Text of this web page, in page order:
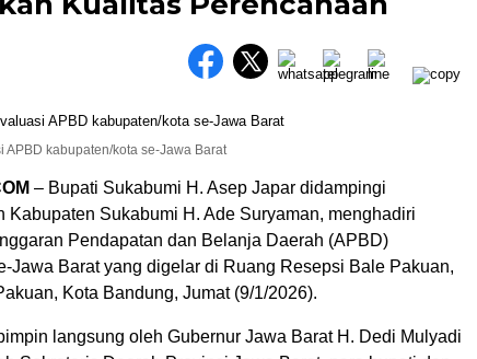
kabupaten/kota se-Jawa Barat
– Bupati Sukabumi H. Asep Japar didampingi
Kabupaten Sukabumi H. Ade Suryaman, menghadiri
Pendapatan dan Belanja Daerah (APBD)
Jawa Barat yang digelar di Ruang Resepsi Bale Pakuan,
Kota Bandung, Jumat (9/1/2026).
langsung oleh Gubernur Jawa Barat H. Dedi Mulyadi